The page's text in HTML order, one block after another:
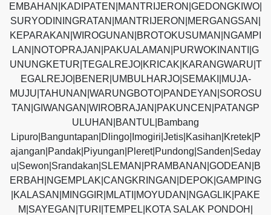
EMBAHAN|KADIPATEN|MANTRIJERON|GEDONGKIWO|
SURYODININGRATAN|MANTRIJERON|MERGANGSAN|
KEPARAKAN|WIROGUNAN|BROTOKUSUMAN|NGAMPI
LAN|NOTOPRAJAN|PAKUALAMAN|PURWOKINANTI|G
UNUNGKETUR|TEGALREJO|KRICAK|KARANGWARU|T
EGALREJO|BENER|UMBULHARJO|SEMAKI|MUJA-
MUJU|TAHUNAN|WARUNGBOTO|PANDEYAN|SOROSU
TAN|GIWANGAN|WIROBRAJAN|PAKUNCEN|PATANGP
ULUHAN|BANTUL|Bambang
Lipuro|Banguntapan|Dlingo|Imogiri|Jetis|Kasihan|Kretek|P
ajangan|Pandak|Piyungan|Pleret|Pundong|Sanden|Seday
u|Sewon|Srandakan|SLEMAN|PRAMBANAN|GODEAN|B
ERBAH|NGEMPLAK|CANGKRINGAN|DEPOK|GAMPING
|KALASAN|MINGGIR|MLATI|MOYUDAN|NGAGLIK|PAKE
M|SAYEGAN|TURI|TEMPEL|KOTA SALAK PONDOH|